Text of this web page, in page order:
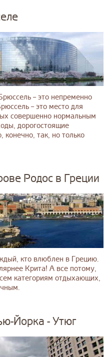
– это непременно
– это место для
совершенно нормальным
дорогостоящие
конечно, так, но только
Родос в Греции
кто влюблен в Грецию.
Крита! А все потому,
категориям отдыхающих,
Йорка - Утюг